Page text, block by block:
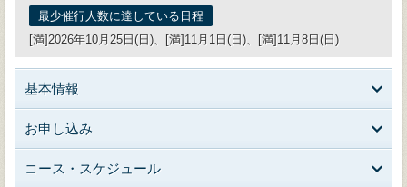
最少催行人数に達している日程
[満]2026年10月25日(日)、[満]11月1日(日)、[満]11月8日(日)
基本情報
お申し込み
コース・スケジュール